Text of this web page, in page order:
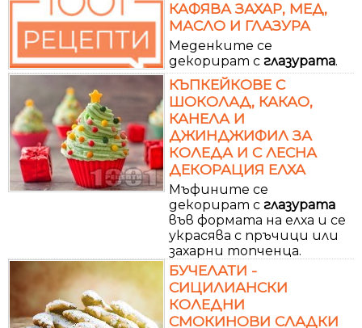
КАФЯВА ЗАХАР, МЕД,
МАСЛО И ГЛАЗУРА
Меденките се
декорират с глазурата.
КЪПКЕЙКОВЕ С
ШОКОЛАД, КАКАО,
КАНЕЛА И
ДЖИНДЖИФИЛ ЗА
КОЛЕДА И С ЛЕСНА
ДЕКОРАЦИЯ ЕЛХА
Мъфините се
декорират с глазурата
във формата на елха и се
украсява с пръчици или
захарни топченца.
БУЧЕЛАТИ -
СИЦИЛИАНСКИ
КОЛЕДНИ
СМОКИНОВИ СЛАДКИ